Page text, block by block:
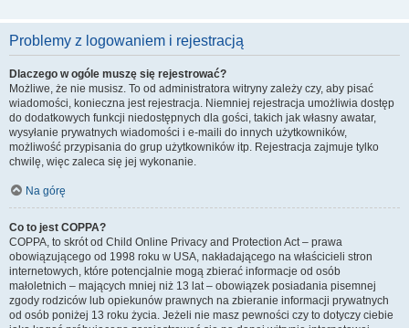
Problemy z logowaniem i rejestracją
Dlaczego w ogóle muszę się rejestrować?
Możliwe, że nie musisz. To od administratora witryny zależy czy, aby pisać
wiadomości, konieczna jest rejestracja. Niemniej rejestracja umożliwia dostęp
do dodatkowych funkcji niedostępnych dla gości, takich jak własny awatar,
wysyłanie prywatnych wiadomości i e-maili do innych użytkowników,
możliwość przypisania do grup użytkowników itp. Rejestracja zajmuje tylko
chwilę, więc zaleca się jej wykonanie.
Na górę
Co to jest COPPA?
COPPA, to skrót od Child Online Privacy and Protection Act – prawa
obowiązującego od 1998 roku w USA, nakładającego na właścicieli stron
internetowych, które potencjalnie mogą zbierać informacje od osób
małoletnich – mających mniej niż 13 lat – obowiązek posiadania pisemnej
zgody rodziców lub opiekunów prawnych na zbieranie informacji prywatnych
od osób poniżej 13 roku życia. Jeżeli nie masz pewności czy to dotyczy ciebie